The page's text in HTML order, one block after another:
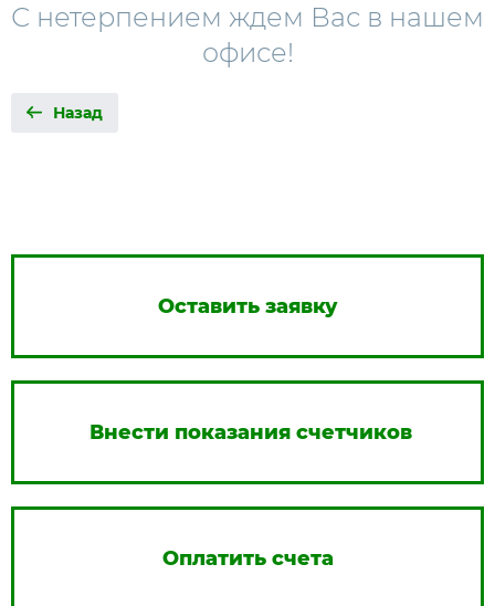
С нетерпением ждем Вас в нашем
офисе!
Назад
Оставить заявку
Внести показания счетчиков
Оплатить счета